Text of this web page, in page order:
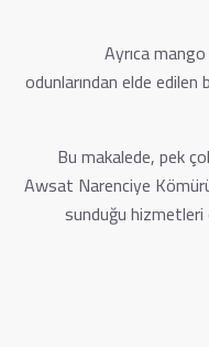
Ayrıca
odunlarından elde
Bu makalede, pek
Awsat Narenciye
sunduğu